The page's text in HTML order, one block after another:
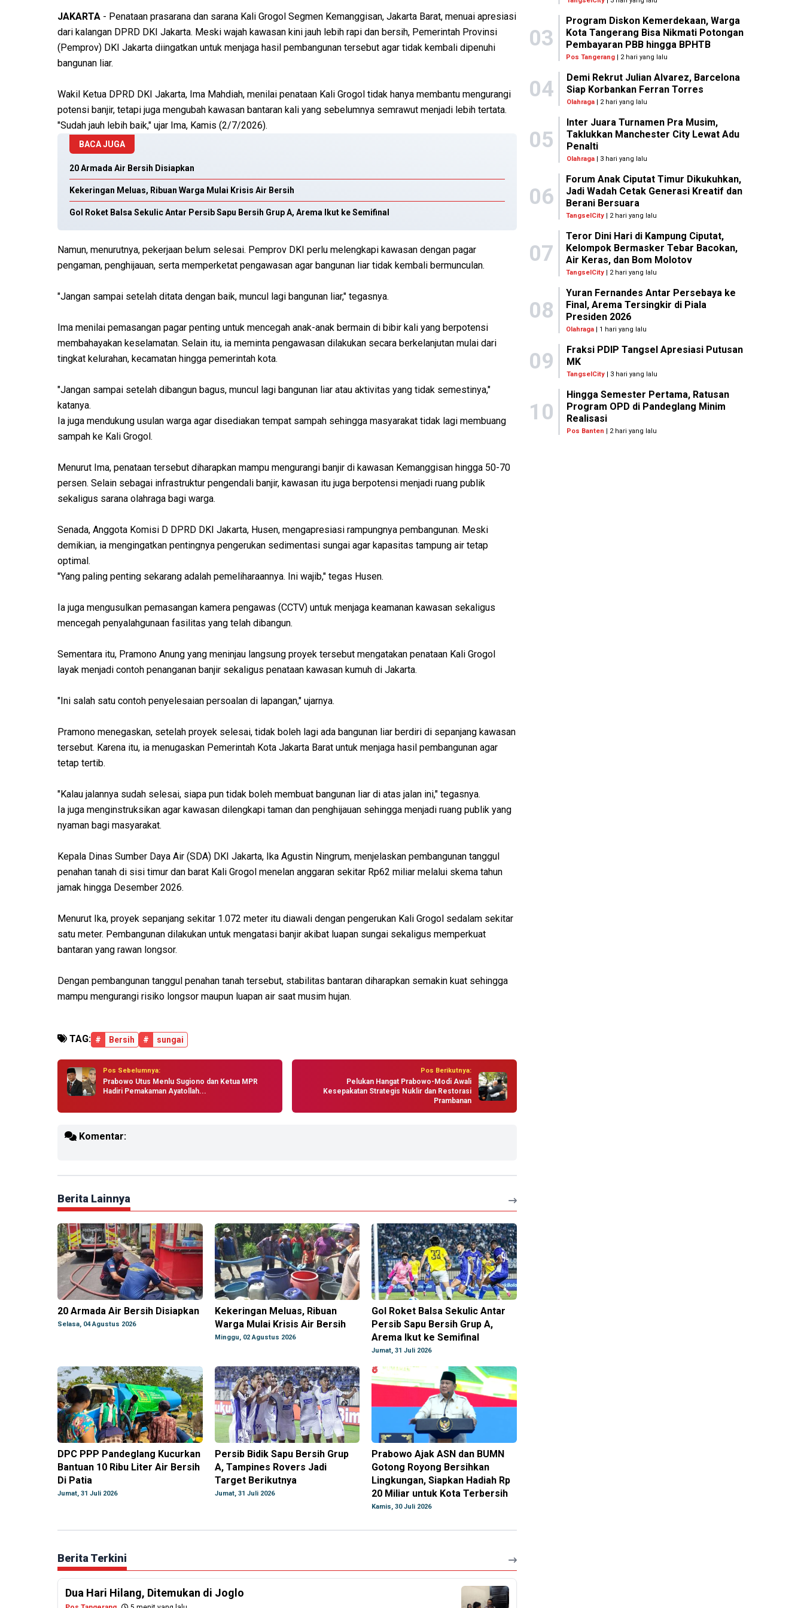
JAKARTA - Penataan prasarana dan sarana Kali Grogol Segmen Kemanggisan, Jakarta Barat, menuai apresiasi
dari kalangan DPRD DKI Jakarta. Meski wajah kawasan kini jauh lebih rapi dan bersih, Pemerintah Provinsi
(Pemprov) DKI Jakarta diingatkan untuk menjaga hasil pembangunan tersebut agar tidak kembali dipenuhi
bangunan liar.
Wakil Ketua DPRD DKI Jakarta, Ima Mahdiah, menilai penataan Kali Grogol tidak hanya membantu mengurangi
potensi banjir, tetapi juga mengubah kawasan bantaran kali yang sebelumnya semrawut menjadi lebih tertata.
"Sudah jauh lebih baik," ujar Ima, Kamis (2/7/2026).
BACA JUGA
20 Armada Air Bersih Disiapkan
Kekeringan Meluas, Ribuan Warga Mulai Krisis Air Bersih
Gol Roket Balsa Sekulic Antar Persib Sapu Bersih Grup A, Arema Ikut ke Semifinal
Namun, menurutnya, pekerjaan belum selesai. Pemprov DKI perlu melengkapi kawasan dengan pagar
pengaman, penghijauan, serta memperketat pengawasan agar bangunan liar tidak kembali bermunculan.
"Jangan sampai setelah ditata dengan baik, muncul lagi bangunan liar," tegasnya.
Ima menilai pemasangan pagar penting untuk mencegah anak-anak bermain di bibir kali yang berpotensi
membahayakan keselamatan. Selain itu, ia meminta pengawasan dilakukan secara berkelanjutan mulai dari
tingkat kelurahan, kecamatan hingga pemerintah kota.
"Jangan sampai setelah dibangun bagus, muncul lagi bangunan liar atau aktivitas yang tidak semestinya,"
katanya.
Ia juga mendukung usulan warga agar disediakan tempat sampah sehingga masyarakat tidak lagi membuang
sampah ke Kali Grogol.
Menurut Ima, penataan tersebut diharapkan mampu mengurangi banjir di kawasan Kemanggisan hingga 50-70
persen. Selain sebagai infrastruktur pengendali banjir, kawasan itu juga berpotensi menjadi ruang publik
sekaligus sarana olahraga bagi warga.
Senada, Anggota Komisi D DPRD DKI Jakarta, Husen, mengapresiasi rampungnya pembangunan. Meski
demikian, ia mengingatkan pentingnya pengerukan sedimentasi sungai agar kapasitas tampung air tetap
optimal.
"Yang paling penting sekarang adalah pemeliharaannya. Ini wajib," tegas Husen.
Ia juga mengusulkan pemasangan kamera pengawas (CCTV) untuk menjaga keamanan kawasan sekaligus
mencegah penyalahgunaan fasilitas yang telah dibangun.
Sementara itu, Pramono Anung yang meninjau langsung proyek tersebut mengatakan penataan Kali Grogol
layak menjadi contoh penanganan banjir sekaligus penataan kawasan kumuh di Jakarta.
"Ini salah satu contoh penyelesaian persoalan di lapangan," ujarnya.
Pramono menegaskan, setelah proyek selesai, tidak boleh lagi ada bangunan liar berdiri di sepanjang kawasan
tersebut. Karena itu, ia menugaskan Pemerintah Kota Jakarta Barat untuk menjaga hasil pembangunan agar
tetap tertib.
"Kalau jalannya sudah selesai, siapa pun tidak boleh membuat bangunan liar di atas jalan ini," tegasnya.
Ia juga menginstruksikan agar kawasan dilengkapi taman dan penghijauan sehingga menjadi ruang publik yang
nyaman bagi masyarakat.
Kepala Dinas Sumber Daya Air (SDA) DKI Jakarta, Ika Agustin Ningrum, menjelaskan pembangunan tanggul
penahan tanah di sisi timur dan barat Kali Grogol menelan anggaran sekitar Rp62 miliar melalui skema tahun
jamak hingga Desember 2026.
Menurut Ika, proyek sepanjang sekitar 1.072 meter itu diawali dengan pengerukan Kali Grogol sedalam sekitar
satu meter. Pembangunan dilakukan untuk mengatasi banjir akibat luapan sungai sekaligus memperkuat
bantaran yang rawan longsor.
Dengan pembangunan tanggul penahan tanah tersebut, stabilitas bantaran diharapkan semakin kuat sehingga
mampu mengurangi risiko longsor maupun luapan air saat musim hujan.
TAG: # Bersih # sungai
Pos Sebelumnya:
Prabowo Utus Menlu Sugiono dan Ketua MPR
Hadiri Pemakaman Ayatollah...
Pos Berikutnya:
Pelukan Hangat Prabowo-Modi Awali
Kesepakatan Strategis Nuklir dan Restorasi
Prambanan
Komentar:
Berita Lainnya
20 Armada Air Bersih Disiapkan
Selasa, 04 Agustus 2026
Kekeringan Meluas, Ribuan
Warga Mulai Krisis Air Bersih
Minggu, 02 Agustus 2026
Gol Roket Balsa Sekulic Antar
Persib Sapu Bersih Grup A,
Arema Ikut ke Semifinal
Jumat, 31 Juli 2026
DPC PPP Pandeglang Kucurkan
Bantuan 10 Ribu Liter Air Bersih
Di Patia
Jumat, 31 Juli 2026
Persib Bidik Sapu Bersih Grup
A, Tampines Rovers Jadi
Target Berikutnya
Jumat, 31 Juli 2026
Prabowo Ajak ASN dan BUMN
Gotong Royong Bersihkan
Lingkungan, Siapkan Hadiah Rp
20 Miliar untuk Kota Terbersih
Kamis, 30 Juli 2026
Berita Terkini
Dua Hari Hilang, Ditemukan di Joglo
03
Program Diskon Kemerdekaan, Warga
Kota Tangerang Bisa Nikmati Potongan
Pembayaran PBB hingga BPHTB
Pos Tangerang | 2 hari yang lalu
04
Demi Rekrut Julian Alvarez, Barcelona
Siap Korbankan Ferran Torres
Olahraga| 2 hari yang lalu
05
Inter Juara Turnamen Pra Musim,
Taklukkan Manchester City Lewat Adu
Penalti
Olahraga| 3 hari yang lalu
06
Forum Anak Ciputat Timur Dikukuhkan,
Jadi Wadah Cetak Generasi Kreatif dan
Berani Bersuara
TangselCity | 2 hari yang lalu
07
Teror Dini Hari di Kampung Ciputat,
Kelompok Bermasker Tebar Bacokan,
Air Keras, dan Bom Molotov
TangselCity | 2 hari yang lalu
08
Yuran Fernandes Antar Persebaya ke
Final, Arema Tersingkir di Piala
Presiden 2026
Olahraga | 1 hari yang lalu
09
Fraksi PDIP Tangsel Apresiasi Putusan
MK
TangselCity| 3 hari yang lalu
10
Hingga Semester Pertama, Ratusan
Program OPD di Pandeglang Minim
Realisasi
Pos Banten | 2 hari yang lalu